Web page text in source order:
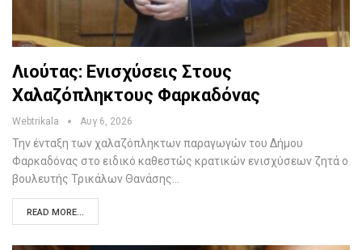
Λιούτας: Ενισχύσεις Στους
Χαλαζόπληκτους Φαρκαδόνας
Webtrikala Αυγ 6, 2026
Την ένταξη των χαλαζόπληκτων παραγωγών του Δήμου
Φαρκαδόνας στο ειδικό καθεστώς κρατικών ενισχύσεων ζητά ο
βουλευτής Τρικάλων Θανάσης…
READ MORE...